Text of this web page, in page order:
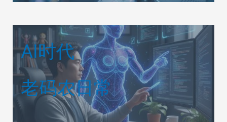
AI时代
老码农日常